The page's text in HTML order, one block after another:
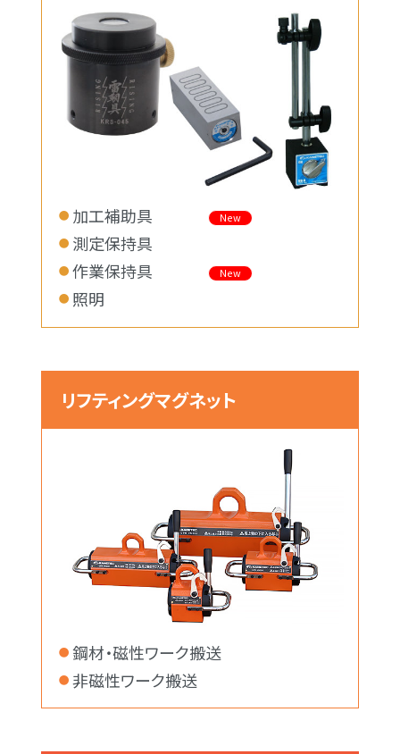
加工補助具 New
測定保持具
作業保持具
New
照明
リフティングマグネット
鋼材・磁性ワーク搬送
非磁性ワーク搬送